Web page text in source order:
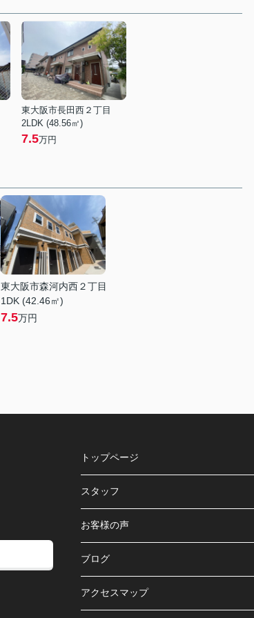
東大阪市長田西２丁目
2LDK (48.56㎡)
7.5万円
東大阪市森河内西２丁目
1DK (42.46㎡)
7.5万円
トップページ
スタッフ
お客様の声
ブログ
アクセスマップ